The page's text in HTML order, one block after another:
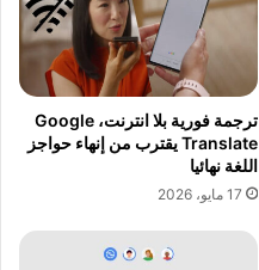
ترجمة فورية بلا انترنت، Google
Translate يقترب من إنهاء حواجز
اللغة نهائيا
17 مايو، 2026